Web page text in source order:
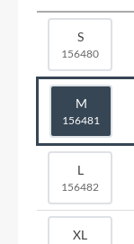
S
156480
M
156481
L
156482
XL